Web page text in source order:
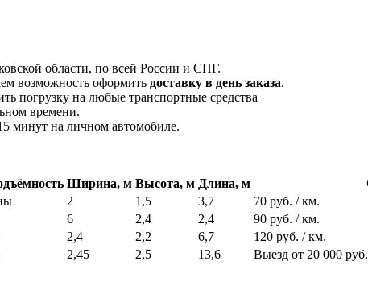
области, по всей России и СНГ.
возможность оформить доставку в день заказа.
погрузку на любые транспортные средства
времени.
минут на личном автомобиле.
Ширина, м Высота, м Длина, м
2 1,5 3,7
70 руб. / км.
6 2,4 2,4
90 руб. / км.
2,4 2,2 6,7
120 руб. / км.
2,45 2,5 13,6 Выезд от 20 000